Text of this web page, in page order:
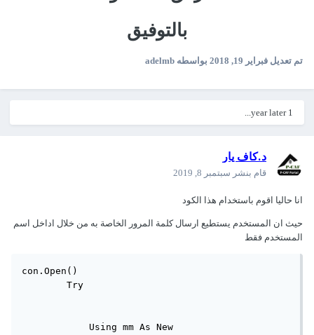
بالتوفيق
تم تعديل فبراير 19, 2018 بواسطه adelmb
1 year later...
د.كاف يار
قام بنشر سبتمبر 8, 2019
انا حاليا اقوم باستخدام هذا الكود
حيث ان المستخدم يستطيع ارسال كلمة المرور الخاصة به من خلال اداخل اسم
المستخدم فقط
con.Open()
        Try
            Using mm As New